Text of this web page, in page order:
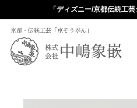
「ディズニー/京都伝統工
京都・伝統工芸「京ぞうがん」